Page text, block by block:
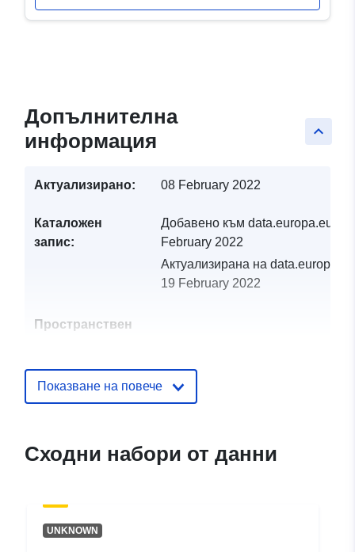
keyboard_arrow_up
Допълнителна
информация
Актуализирано: 08 February 2022
Каталожен
запис:
Добавено към data.europa.eu:
February 2022
Актуализирана на
19 February 2022
Пространствен
Идентификатор
и:
http://catalogue.geo-
ide.developpement-
15d1e34e-a626-48d8-82b7-
Показване на повече
Сходни набори от данни
UNKNOWN